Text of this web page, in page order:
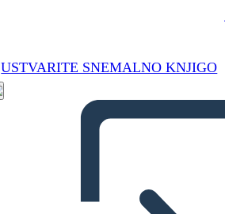
USTVARITE SNEMALNO KNJIGO